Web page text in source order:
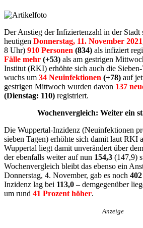
Der Anstieg der Infiziertenzahl in der Stadt
heutigen Donnerstag, 11. November 2021
8 Uhr) 910 Personen (834) als infiziert
Fälle mehr (+53) als am gestrigen
Institut (RKI) erhöhte sich auch die
wuchs um 34 Neuinfektionen (+78) auf
gestrigen Mittwoch wurden davon 137
(Dienstag: 110) registriert.
Wochenvergleich: Weiter ein
Die Wuppertal-Inzidenz (Neuinfektionen
sieben Tagen) erhöhte sich damit laut RKI
Wuppertal liegt damit unverändert über
der ebenfalls weiter auf nun 154,3 (147,9)
Wochenvergleich bleibt das ebenso ein
Donnerstag, 4. November, gab es noch
Inzidenz lag bei 113,0 – demgegenüber
um rund 41 Prozent höher.
Anzeige